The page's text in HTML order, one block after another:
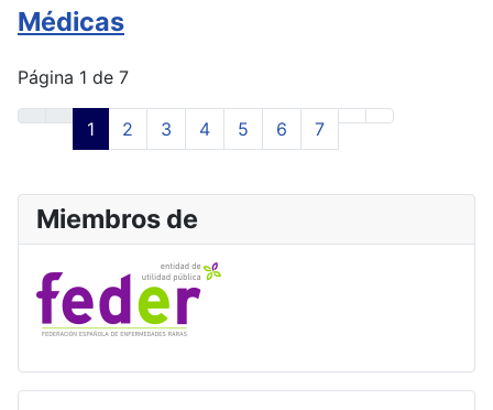
Médicas
Página 1 de 7
1 2 3 4 5 6 7
Miembros de